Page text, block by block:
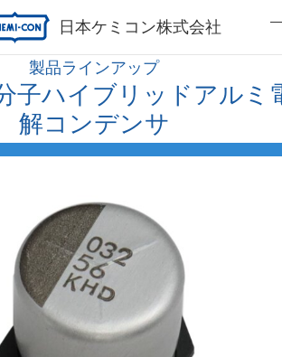
日本ケミコン株式会社
製品ラインアップ
子ハイブリッドアルミ
解コンデンサ